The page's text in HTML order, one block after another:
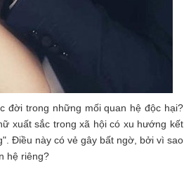
đời trong những mối quan hệ độc hại?
xuất sắc trong xã hội có xu hướng kết
Điều này có vẻ gây bất ngờ, bởi vì sao
hệ riêng?